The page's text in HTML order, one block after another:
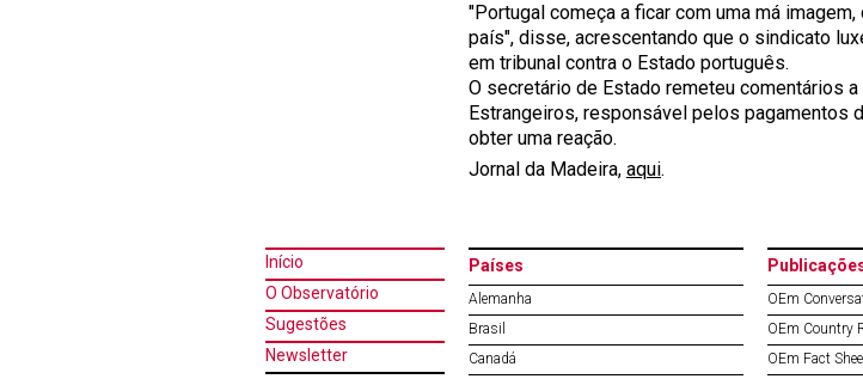
"Portugal começa a ficar com uma má
país", disse, acrescentando que o sindicato
em tribunal contra o Estado português.
O secretário de Estado remeteu comentários
Estrangeiros, responsável pelos pagamentos
obter uma reação.
Jornal da Madeira, aqui.
Início
O Observatório
Sugestões
Newsletter
Países
Alemanha
Brasil
Canadá
OEm
OEm Country
OEm Fact